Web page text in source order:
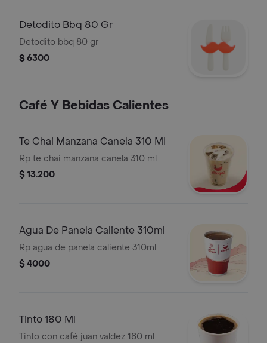
Detodito Bbq 80 Gr
Detodito bbq 80 gr
$ 6300
Café Y Bebidas Calientes
Te Chai Manzana Canela 310 Ml
Rp te chai manzana canela 310 ml
$ 13.200
Agua De Panela Caliente 310ml
Rp agua de panela caliente 310ml
$ 4000
Tinto 180 Ml
Tinto con café juan valdez 180 ml